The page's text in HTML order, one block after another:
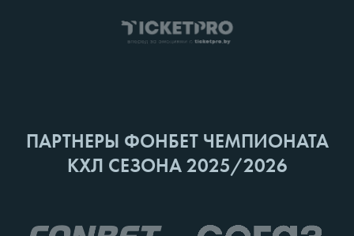
ПАРТНЕРЫ ФОНБЕТ ЧЕМПИОНАТА
КХЛ СЕЗОНА 2025/2026